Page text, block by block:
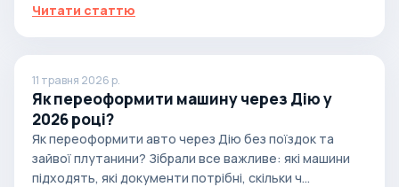
Читати статтю
11 травня 2026 р.
Як переоформити машину через Дію у
2026 році?
Як переоформити авто через Дію без поїздок та
зайвої плутанини? Зібрали все важливе: які машини
підходять, які документи потрібні, скільки ч...